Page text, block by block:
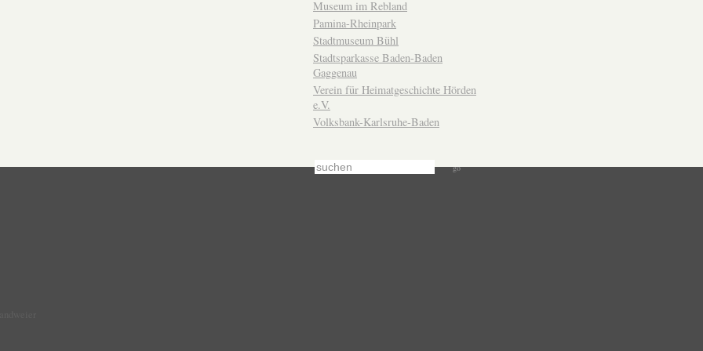
Museum im Rebland
Pamina-Rheinpark
Stadtmuseum Bühl
Stadtsparkasse Baden-Baden
Gaggenau
Verein für Heimatgeschichte Hörden
e.V.
Volksbank-Karlsruhe-Baden